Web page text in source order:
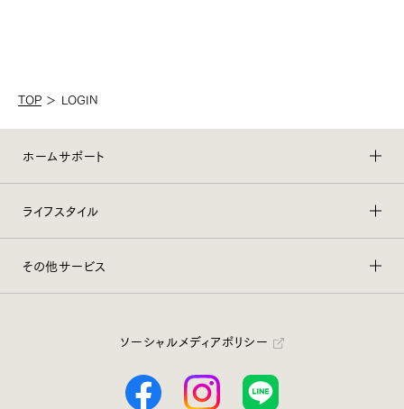
TOP ＞ LOGIN
ホームサポート
ライフスタイル
その他サービス
ソーシャルメディアポリシー